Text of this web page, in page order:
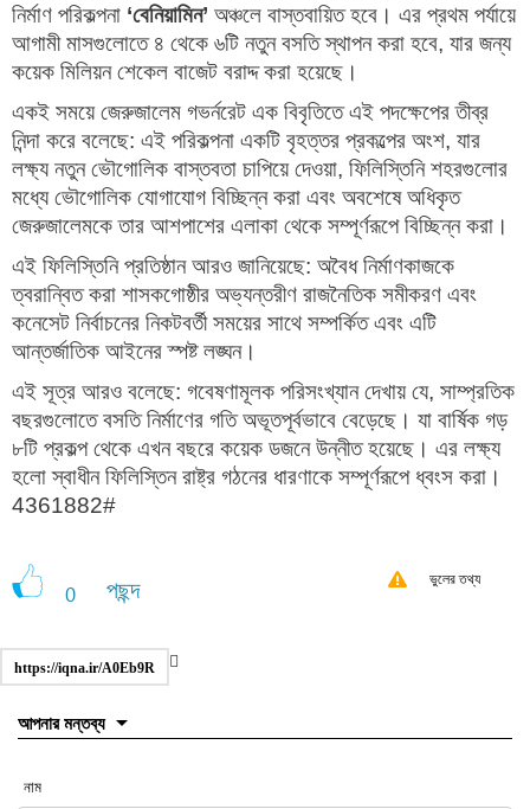
নির্মাণ পরিকল্পনা ‘বেনিয়ামিন’ অঞ্চলে বাস্তবায়িত হবে। এর প্রথম পর্যায়ে
আগামী মাসগুলোতে ৪ থেকে ৬টি নতুন বসতি স্থাপন করা হবে, যার জন্য
কয়েক মিলিয়ন শেকেল বাজেট বরাদ্দ করা হয়েছে।
একই সময়ে জেরুজালেম গভর্নরেট এক বিবৃতিতে এই পদক্ষেপের তীব্র
নিন্দা করে বলেছে: এই পরিকল্পনা একটি বৃহত্তর প্রকল্পের অংশ, যার
লক্ষ্য নতুন ভৌগোলিক বাস্তবতা চাপিয়ে দেওয়া, ফিলিস্তিনি শহরগুলোর
মধ্যে ভৌগোলিক যোগাযোগ বিচ্ছিন্ন করা এবং অবশেষে অধিকৃত
জেরুজালেমকে তার আশপাশের এলাকা থেকে সম্পূর্ণরূপে বিচ্ছিন্ন করা।
এই ফিলিস্তিনি প্রতিষ্ঠান আরও জানিয়েছে: অবৈধ নির্মাণকাজকে
ত্বরান্বিত করা শাসকগোষ্ঠীর অভ্যন্তরীণ রাজনৈতিক সমীকরণ এবং
কনেসেট নির্বাচনের নিকটবর্তী সময়ের সাথে সম্পর্কিত এবং এটি
আন্তর্জাতিক আইনের স্পষ্ট লঙ্ঘন।
এই সূত্র আরও বলেছে: গবেষণামূলক পরিসংখ্যান দেখায় যে, সাম্প্রতিক
বছরগুলোতে বসতি নির্মাণের গতি অভূতপূর্বভাবে বেড়েছে। যা বার্ষিক গড়
৮টি প্রকল্প থেকে এখন বছরে কয়েক ডজনে উন্নীত হয়েছে। এর লক্ষ্য
হলো স্বাধীন ফিলিস্তিন রাষ্ট্র গঠনের ধারণাকে সম্পূর্ণরূপে ধ্বংস করা।
4361882#
0 পছন্দ ভুলের তথ্য
https://iqna.ir/A0Eb9R
আপনার মন্তব্য
নাম